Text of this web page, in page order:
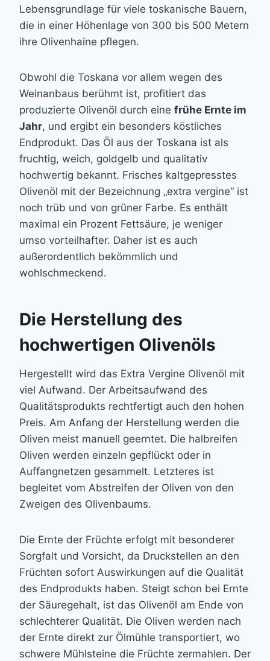
Lebensgrundlage für viele toskanische Bauern,
die in einer Höhenlage von 300 bis 500 Metern
ihre Olivenhaine pflegen.
Obwohl die Toskana vor allem wegen des
Weinanbaus berühmt ist, profitiert das
produzierte Olivenöl durch eine frühe Ernte im
Jahr, und ergibt ein besonders köstliches
Endprodukt. Das Öl aus der Toskana ist als
fruchtig, weich, goldgelb und qualitativ
hochwertig bekannt. Frisches kaltgepresstes
Olivenöl mit der Bezeichnung „extra vergine“ ist
noch trüb und von grüner Farbe. Es enthält
maximal ein Prozent Fettsäure, je weniger
umso vorteilhafter. Daher ist es auch
außerordentlich bekömmlich und
wohlschmeckend.
Die Herstellung des
hochwertigen Olivenöls
Hergestellt wird das Extra Vergine Olivenöl mit
viel Aufwand. Der Arbeitsaufwand des
Qualitätsprodukts rechtfertigt auch den hohen
Preis. Am Anfang der Herstellung werden die
Oliven meist manuell geerntet. Die halbreifen
Oliven werden einzeln gepflückt oder in
Auffangnetzen gesammelt. Letzteres ist
begleitet vom Abstreifen der Oliven von den
Zweigen des Olivenbaums.
Die Ernte der Früchte erfolgt mit besonderer
Sorgfalt und Vorsicht, da Druckstellen an den
Früchten sofort Auswirkungen auf die Qualität
des Endprodukts haben. Steigt schon bei Ernte
der Säuregehalt, ist das Olivenöl am Ende von
schlechterer Qualität. Die Oliven werden nach
der Ernte direkt zur Ölmühle transportiert, wo
schwere Mühlsteine die Früchte zermahlen. Der